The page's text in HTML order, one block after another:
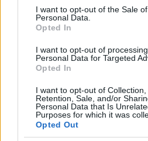
consent section.
I want to opt-out of the Sale
Personal Data.
Opted In
I want to opt-out of
Personal Data for Targeted
Opted In
I want to opt-out of Collection,
Retention, Sale, and/or
Personal Data that Is
Purposes for which it was
Opted Out
sem a mérleg pozitív
meglepő módon, a töketlen
medias res kezdés, sűrű
őrülten-hűha-ajjaj gonosz
figura (Batman), dögunalmas
főhőst az első szám végén”
ugyan tetszetősék
de összességében ez még a